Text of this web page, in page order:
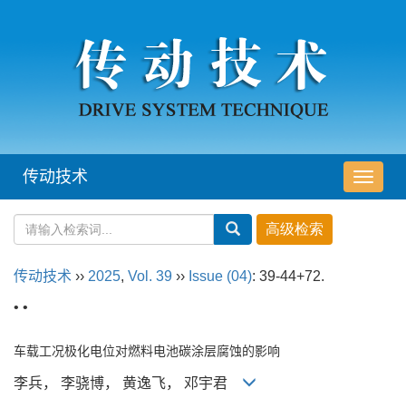
导
航
传动技术
传动技术 ›› 2025, Vol. 39 ›› Issue (04): 39-44+72.
• •
车载工况极化电位对燃料电池碳涂层腐蚀的影响
李兵， 李骁博， 黄逸飞， 邓宇君